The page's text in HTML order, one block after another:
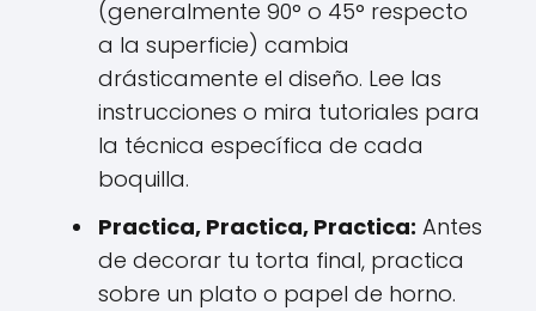
(generalmente 90° o 45° respecto
a la superficie) cambia
drásticamente el diseño. Lee las
instrucciones o mira tutoriales para
la técnica específica de cada
boquilla.
Practica, Practica, Practica: Antes
de decorar tu torta final, practica
sobre un plato o papel de horno.